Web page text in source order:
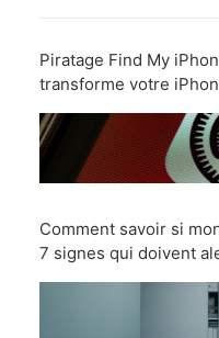
Piratage Find My
transforme votre
Comment savoir si
7 signes qui doivent